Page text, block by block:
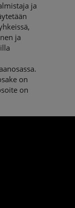
ja
ja
on
on